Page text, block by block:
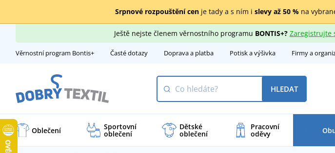
Srpnové rozpouštění cenje tady a s ním i slevy až 50 %na
Ještě nejste členem věrnostního programu BONTIS+? Zaregistrujte
Věrnostní program Bontis+ Časté dotazy Doprava a platba Potisk a výšivka Firmy a
HLEDAT
Oblečení Sportovní
oblečení
Dětské
oblečení
Pracovní
oděvy